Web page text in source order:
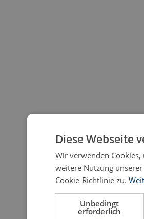
Diese Webseite
Wir verwenden
weitere Nutzung
Cookie-Richtlinie zu.
Unbedingt
erforderlich